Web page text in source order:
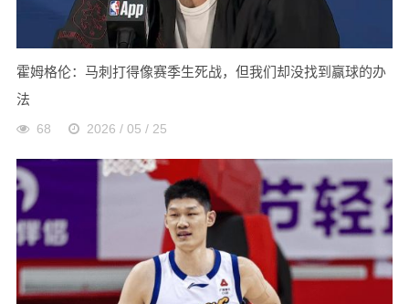
霍姆格伦：马刺打得像赛季生死战，但我们却没找到赢球的办
法
68 2026 / 05 / 25